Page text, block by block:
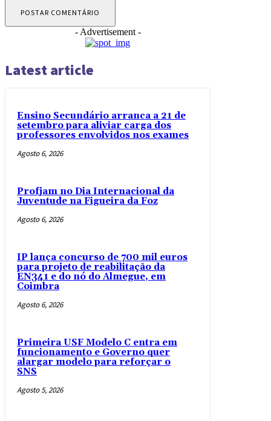
- Advertisement -
Latest article
Ensino Secundário arranca a 21 de
setembro para aliviar carga dos
professores envolvidos nos exames
Agosto 6, 2026
Profjam no Dia Internacional da
Juventude na Figueira da Foz
Agosto 6, 2026
IP lança concurso de 700 mil euros
para projeto de reabilitação da
EN341 e do nó do Almegue, em
Coimbra
Agosto 6, 2026
Primeira USF Modelo C entra em
funcionamento e Governo quer
alargar modelo para reforçar o
SNS
Agosto 5, 2026